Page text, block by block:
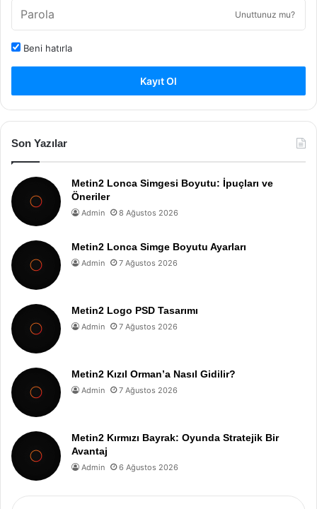
Unuttunuz mu?
Beni hatırla
Kayıt Ol
Son Yazılar
Metin2 Lonca Simgesi Boyutu: İpuçları ve
Öneriler
Admin 8 Ağustos 2026
Metin2 Lonca Simge Boyutu Ayarları
Admin 7 Ağustos 2026
Metin2 Logo PSD Tasarımı
Admin 7 Ağustos 2026
Metin2 Kızıl Orman’a Nasıl Gidilir?
Admin 7 Ağustos 2026
Metin2 Kırmızı Bayrak: Oyunda Stratejik Bir
Avantaj
Admin 6 Ağustos 2026